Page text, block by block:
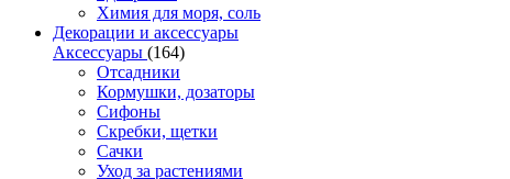
Химия для моря, соль
Декорации и аксессуары
Аксессуары (164)
Отсадники
Кормушки, дозаторы
Сифоны
Скребки, щетки
Сачки
Уход за растениями